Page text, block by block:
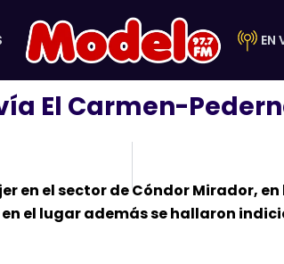
EN
El Carmen-
en el sector de Cóndor Mirador,
el lugar además se hallaron